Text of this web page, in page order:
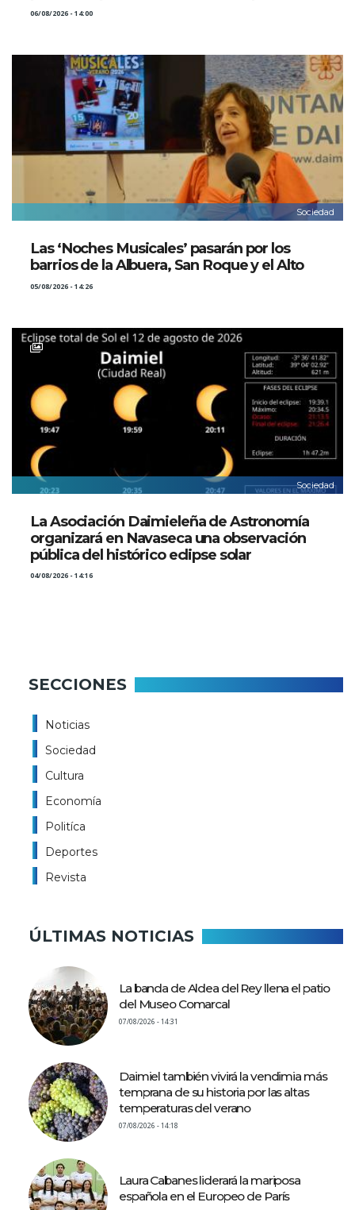
06/08/2026 - 14:00
Sociedad
Las ‘Noches Musicales’ pasarán por los
barrios de la Albuera, San Roque y el Alto
05/08/2026 - 14:26
Sociedad
La Asociación Daimieleña de Astronomía
organizará en Navaseca una observación
pública del histórico eclipse solar
04/08/2026 - 14:16
SECCIONES
Noticias
Sociedad
Cultura
Economía
Politíca
Deportes
Revista
ÚLTIMAS NOTICIAS
La banda de Aldea del Rey llena el patio
del Museo Comarcal
07/08/2026 - 14:31
Daimiel también vivirá la vendimia más
temprana de su historia por las altas
temperaturas del verano
07/08/2026 - 14:18
Laura Cabanes liderará la mariposa
española en el Europeo de París